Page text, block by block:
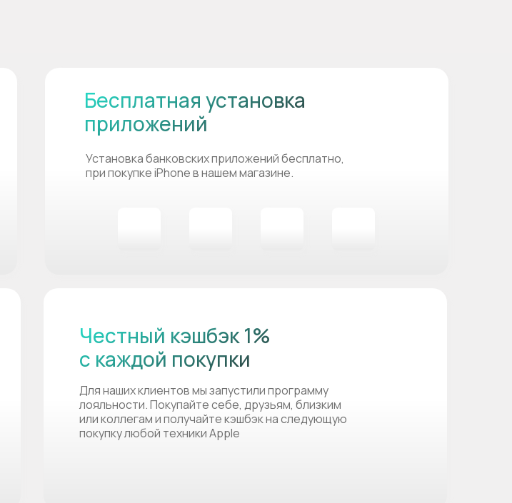
Установка банковских приложений бесплатно,
при покупке iPhone в нашем магазине.
Бесплатная установка
приложений
Для наших клиентов мы запустили программу
лояльности. Покупайте себе, друзьям, близким
или коллегам и получайте кэшбэк на следующую
покупку любой техники Apple
Честный кэшбэк 1%
с каждой покупки